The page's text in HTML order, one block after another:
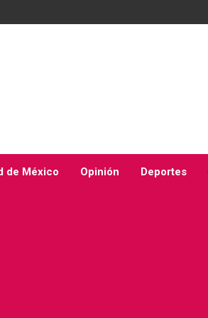
de México Opinión Deportes